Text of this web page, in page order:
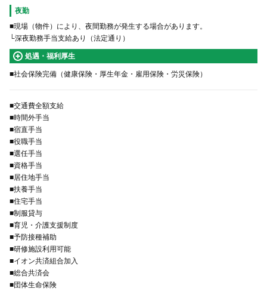
夜勤
■現場（物件）により、夜間勤務が発生する場合があります。
└深夜勤務手当支給あり（法定通り）
処遇・福利厚生
■社会保険完備（健康保険・厚生年金・雇用保険・労災保険）
■交通費全額支給
■時間外手当
■宿直手当
■役職手当
■選任手当
■資格手当
■居住地手当
■扶養手当
■住宅手当
■制服貸与
■育児・介護支援制度
■予防接種補助
■研修施設利用可能
■イオン共済組合加入
■総合共済会
■団体生命保険